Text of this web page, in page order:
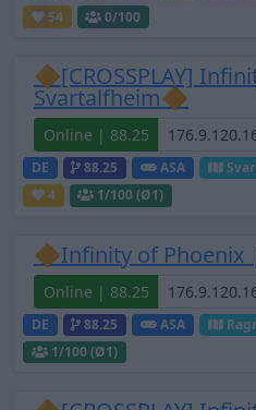
54
0/100
🔶[CROSSPLAY]
Svartalfheim🔶
Online | 88.25
DE 88.25 ASA
4
1/100 (Ø1)
🔶Infinity of Phoenix
Online | 88.25
DE 88.25 ASA
1/100 (Ø1)